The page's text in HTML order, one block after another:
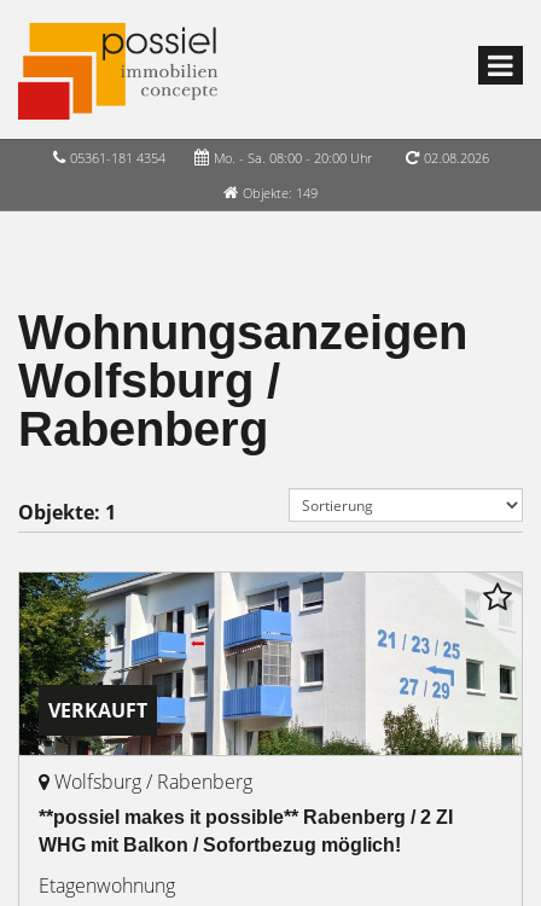
05361-181 4354 Mo. - Sa. 08:00 - 20:00 Uhr
02.08.2026
Objekte: 149
Wohnungsanzeigen
Wolfsburg /
Rabenberg
Objekte: 1
VERKAUFT
Wolfsburg / Rabenberg
**possiel makes it possible** Rabenberg / 2 ZI
WHG mit Balkon / Sofortbezug möglich!
Etagenwohnung